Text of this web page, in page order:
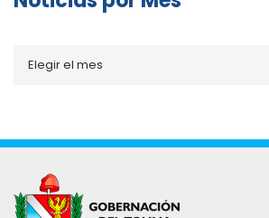
porElegir el mes